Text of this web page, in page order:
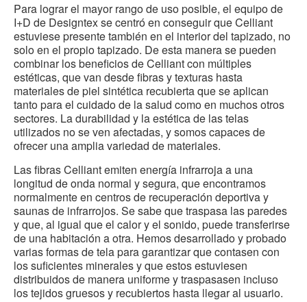
Para lograr el mayor rango de uso posible, el equipo de
I+D de Designtex se centró en conseguir que Celliant
estuviese presente también en el interior del tapizado, no
solo en el propio tapizado. De esta manera se pueden
combinar los beneficios de Celliant con múltiples
estéticas, que van desde fibras y texturas hasta
materiales de piel sintética recubierta que se aplican
tanto para el cuidado de la salud como en muchos otros
sectores. La durabilidad y la estética de las telas
utilizados no se ven afectadas, y somos capaces de
ofrecer una amplia variedad de materiales.
Las fibras Celliant emiten energía infrarroja a una
longitud de onda normal y segura, que encontramos
normalmente en centros de recuperación deportiva y
saunas de infrarrojos. Se sabe que traspasa las paredes
y que, al igual que el calor y el sonido, puede transferirse
de una habitación a otra. Hemos desarrollado y probado
varias formas de tela para garantizar que contasen con
los suficientes minerales y que estos estuviesen
distribuidos de manera uniforme y traspasasen incluso
los tejidos gruesos y recubiertos hasta llegar al usuario.